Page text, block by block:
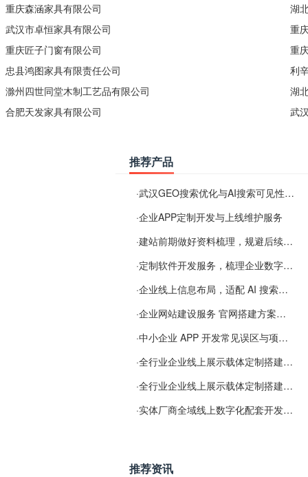
重庆森涵家具有限公司
武汉市卓恒家具有限公司
重庆匠子门窗有限公司
忠县鸿图家具有限责任公司
滁州四世同堂木制工艺品有限公司
合肥天发家具有限公司
湖
重
重
利
湖
武
推荐产品
·武汉GEO搜索优化与AI搜索可见性服务
·企业APP定制开发与上线维护服务
·建站前期做好资料梳理，规避后续各类使用难题
·定制软件开发服务，梳理企业数字化落地常见难点
·企业线上信息布局，适配 AI 搜索需要留意这些要点
·企业网站建设服务 官网搭建方案经验分享
·中小企业 APP 开发常见误区与项目规划实用经验
·全行业企业线上展示载体定制搭建服务
·全行业企业线上展示载体定制搭建服务
·实体厂商全域线上数字化配套开发与地域检索优化服务
推荐资讯